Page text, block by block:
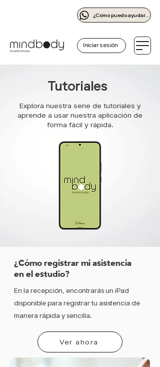
¿Cómo puedo ayudarte?
Iniciar sesión
Tutoriales
Explora nuestra serie de tutoriales y
aprende a usar nuestra aplicación de
forma fácil y rápida.
¿Cómo registrar mi asistencia
en el estudio?
En la recepción, encontrarás un iPad
disponible para registrar tu asistencia de
manera rápida y sencilla.
Ver ahora